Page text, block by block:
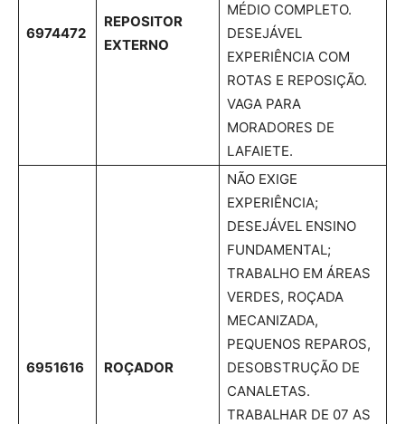
6974472
REPOSITOR
EXTERNO
MÉDIO COMPLETO.
DESEJÁVEL
EXPERIÊNCIA COM
ROTAS E REPOSIÇÃO.
VAGA PARA
MORADORES DE
LAFAIETE.
6951616 ROÇADOR
NÃO EXIGE
EXPERIÊNCIA;
DESEJÁVEL ENSINO
FUNDAMENTAL;
TRABALHO EM ÁREAS
VERDES, ROÇADA
MECANIZADA,
PEQUENOS REPAROS,
DESOBSTRUÇÃO DE
CANALETAS.
TRABALHAR DE 07 AS